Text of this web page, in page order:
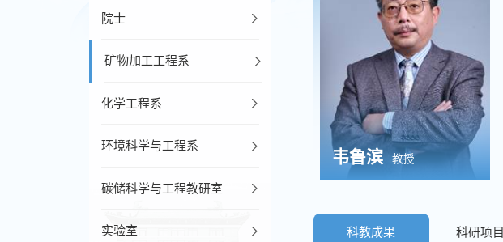
院士
矿物加工工程系
化学工程系
环境科学与工程系
碳储科学与工程教研室
实验室
韦鲁滨 教授
科教成果 科研项目